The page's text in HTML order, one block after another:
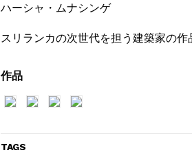
ハーシャ・ムナシンゲ
スリランカの次世代を担う建築家の作
作品
TAGS